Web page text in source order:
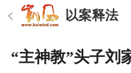
以案释法
“主神教”头子刘